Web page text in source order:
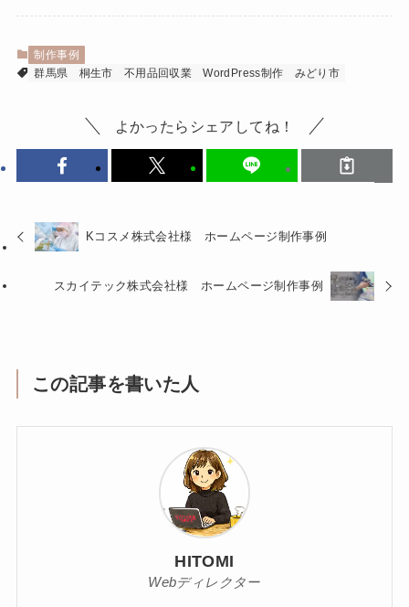
制作事例
群馬県
桐生市 不用品回収業 WordPress制作 みどり市
よかったらシェアしてね！
Kコスメ株式会社様 ホームページ制作事例
スカイテック株式会社様 ホームページ制作事例
この記事を書いた人
HITOMI
Webディレクター